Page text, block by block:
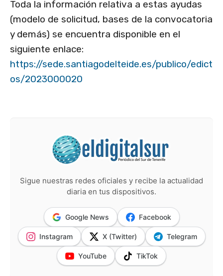
Toda la información relativa a estas ayudas
(modelo de solicitud, bases de la convocatoria
y demás) se encuentra disponible en el
siguiente enlace:
https://sede.santiagodelteide.es/publico/edict
os/2023000020
Sigue nuestras redes oficiales y recibe la actualidad
diaria en tus dispositivos.
Google News Facebook
Instagram X (Twitter) Telegram
YouTube TikTok